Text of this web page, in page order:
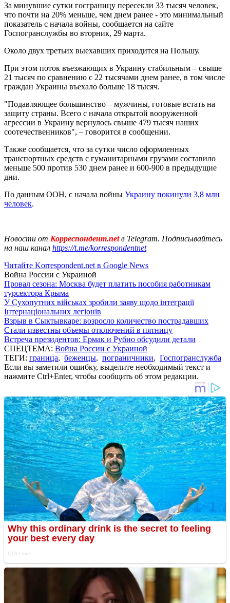
За минувшие сутки госграницу пересекли 33 тысяч человек,
что почти на 20% меньше, чем днем ранее - это минимальный
показатель с начала войны, сообщается на сайте
Госпогранслужбы во вторник, 29 марта.
Около двух третьих выехавших приходится на Польшу.
При этом поток въезжающих в Украину стабильным – свыше
21 тысяч по сравнению с 22 тысячами днем ранее, в том числе
граждан Украины въехало больше 18 тысяч.
"Подавляющее большинство – мужчины, готовые встать на
защиту страны. Всего с начала открытой вооруженной
агрессии в Украину вернулось свыше 479 тысяч наших
соотечественников", – говорится в сообщении.
Также сообщается, что за сутки число оформленных
транспортных средств с гуманитарными грузами составило
меньше 500 против 530 днем ранее и 600-900 в предыдущие
дни.
По данным ООН, с начала войны Украину покинули 3,8 млн
человек.
Новости от Корреспондент.netв Telegram. Подписывайтесь
на наш канал https://t.me/korrespondentnet
Читайте Korrespondent.net в Google News
Война России с Украиной
Провал сезона: Москва будет платить пособия работникам
турсектора Крыма
У Сухопутних військах зробили заяву щодо інтеграції
Інтернаціональних легіонів
Взрыв в Сыктывкаре: возросло количество пострадавших
Стали известны объемы отключений в пятницу
Встреча президентов: Ермак и Рубио обсудили детали
СПЕЦТЕМА: Война России с Украиной
ТЕГИ: граница, беженцы, пограничники, Госпогранслужба
Если вы заметили ошибку, выделите необходимый текст и
нажмите Ctrl+Enter, чтобы сообщить об этом редакции.